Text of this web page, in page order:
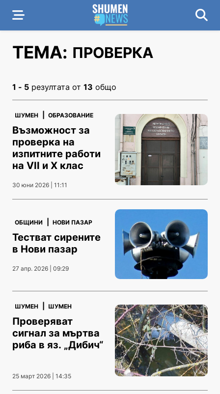
ТЕМА: ПРОВЕРКА
1 - 5 резултата от 13 общо
ШУМЕН ОБРАЗОВАНИЕ
Възможност за
проверка на
изпитните работи
на VII и X клас
30 юни 2026 | 11:11
ОБЩИНИ НОВИ ПАЗАР
Тестват сирените
в Нови пазар
27 апр. 2026 | 09:29
ШУМЕН ШУМЕН
Проверяват
сигнал за мъртва
риба в яз. „Дибич“
25 март 2026 | 14:35